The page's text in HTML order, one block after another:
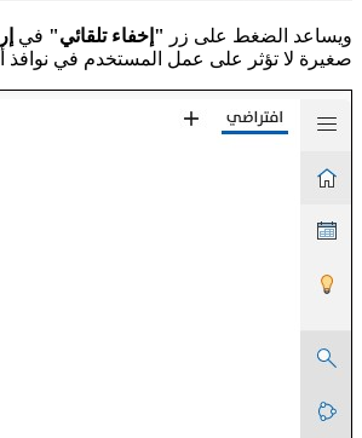
ويساعد الضغط على زر "إخفاء تلقائي" في
صغيرة لا تؤثر على عمل المستخدم في نوافذ